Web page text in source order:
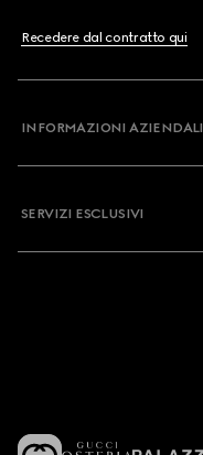
Recedere dal contratto qui
INFORMAZIONI AZIENDALI
SERVIZI ESCLUSIVI